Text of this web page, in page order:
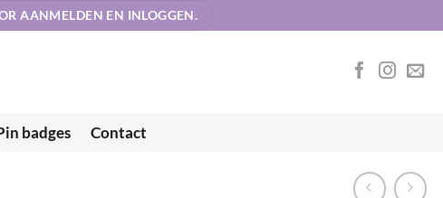
AANMELDEN EN INLOGGEN.
badges Contact